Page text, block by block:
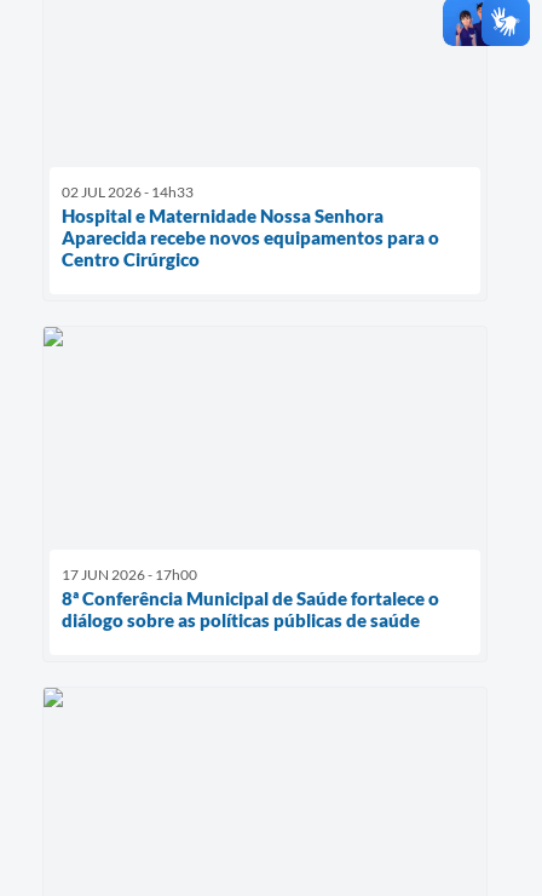
02 JUL 2026 - 14h33
Hospital e Maternidade Nossa Senhora
Aparecida recebe novos equipamentos para o
Centro Cirúrgico
17 JUN 2026 - 17h00
8ª Conferência Municipal de Saúde fortalece o
diálogo sobre as políticas públicas de saúde